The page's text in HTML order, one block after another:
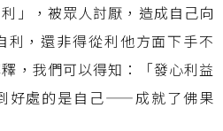
」，被眾人討厭，造成自己向
利，還非得從利他方面下手不
，我們可以得知：「發心利益
好處的是自己——成就了佛果